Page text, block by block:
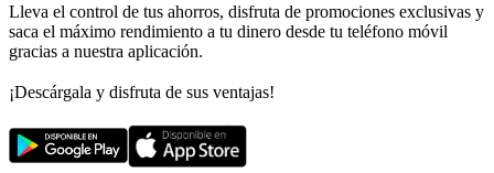
Lleva el control de tus ahorros, disfruta de promociones exclusivas y
saca el máximo rendimiento a tu dinero desde tu teléfono móvil
gracias a nuestra aplicación.
¡Descárgala y disfruta de sus ventajas!